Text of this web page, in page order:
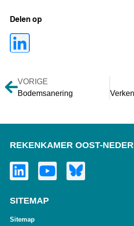
Delen op
VORIGE
Bodemsanering
REKENKAMER OOST-
SITEMAP
Sitemap